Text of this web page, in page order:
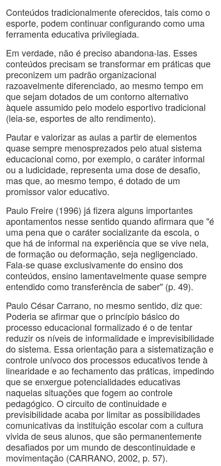
Conteúdos tradicionalmente oferecidos, tais como o
esporte, podem continuar configurando como uma
ferramenta educativa privilegiada.
Em verdade, não é preciso abandona-las. Esses
conteúdos precisam se transformar em práticas que
preconizem um padrão organizacional
razoavelmente diferenciado, ao mesmo tempo em
que sejam dotados de um contorno alternativo
àquele assumido pelo modelo esportivo tradicional
(leia-se, esportes de alto rendimento).
Pautar e valorizar as aulas a partir de elementos
quase sempre menosprezados pelo atual sistema
educacional como, por exemplo, o caráter informal
ou a ludicidade, representa uma dose de desafio,
mas que, ao mesmo tempo, é dotado de um
promissor valor educativo.
Paulo Freire (1996) já fizera alguns importantes
apontamentos nesse sentido quando afirmara que "é
uma pena que o caráter socializante da escola, o
que há de informal na experiência que se vive nela,
de formação ou deformação, seja negligenciado.
Fala-se quase exclusivamente do ensino dos
conteúdos, ensino lamentavelmente quase sempre
entendido como transferência de saber" (p. 49).
Paulo César Carrano, no mesmo sentido, diz que:
Poderia se afirmar que o princípio básico do
processo educacional formalizado é o de tentar
reduzir os níveis de informalidade e imprevisibilidade
do sistema. Essa orientação para a sistematização e
controle unívoco dos processos educativos tende à
linearidade e ao fechamento das práticas, impedindo
que se enxergue potencialidades educativas
naquelas situações que fogem ao controle
pedagógico. O circuito de continuidade e
previsibilidade acaba por limitar as possibilidades
comunicativas da instituição escolar com a cultura
vivida de seus alunos, que são permanentemente
desafiados por um mundo de descontinuidade e
movimentação (CARRANO, 2002, p. 57).